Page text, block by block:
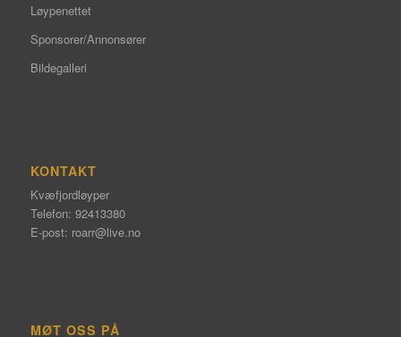
Løypenettet
Sponsorer/Annonsører
Bildegalleri
KONTAKT
Kvæfjordløyper
Telefon: 92413380
E-post: roarr@live.no
MØT OSS PÅ